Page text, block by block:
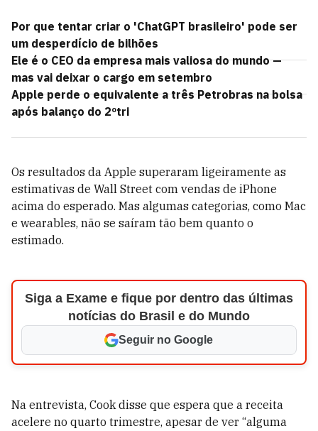
Por que tentar criar o 'ChatGPT brasileiro' pode ser
um desperdício de bilhões
Ele é o CEO da empresa mais valiosa do mundo —
mas vai deixar o cargo em setembro
Apple perde o equivalente a três Petrobras na bolsa
após balanço do 2ºtri
Os resultados da Apple superaram ligeiramente as
estimativas de Wall Street com vendas de iPhone
acima do esperado. Mas algumas categorias, como Mac
e wearables, não se saíram tão bem quanto o
estimado.
Siga a Exame e fique por dentro das últimas
notícias do Brasil e do Mundo
Seguir no Google
Na entrevista, Cook disse que espera que a receita
acelere no quarto trimestre, apesar de ver “alguma